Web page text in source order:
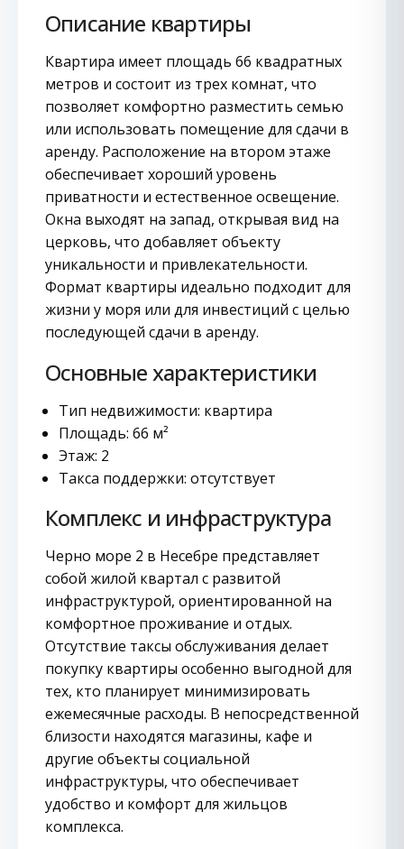
Описание квартиры
Квартира имеет площадь 66 квадратных
метров и состоит из трех комнат, что
позволяет комфортно разместить семью
или использовать помещение для сдачи в
аренду. Расположение на втором этаже
обеспечивает хороший уровень
приватности и естественное освещение.
Окна выходят на запад, открывая вид на
церковь, что добавляет объекту
уникальности и привлекательности.
Формат квартиры идеально подходит для
жизни у моря или для инвестиций с целью
последующей сдачи в аренду.
Основные характеристики
Тип недвижимости: квартира
Площадь: 66 м²
Этаж: 2
Такса поддержки: отсутствует
Комплекс и инфраструктура
Черно море 2 в Несебре представляет
собой жилой квартал с развитой
инфраструктурой, ориентированной на
комфортное проживание и отдых.
Отсутствие таксы обслуживания делает
покупку квартиры особенно выгодной для
тех, кто планирует минимизировать
ежемесячные расходы. В непосредственной
близости находятся магазины, кафе и
другие объекты социальной
инфраструктуры, что обеспечивает
удобство и комфорт для жильцов
комплекса.